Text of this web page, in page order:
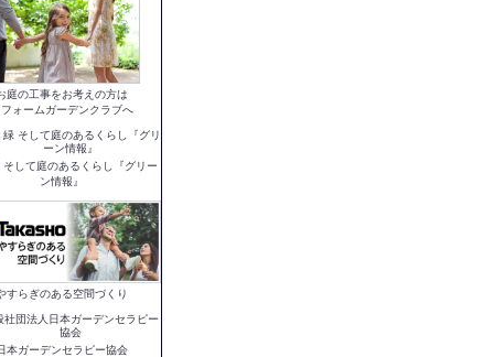
庭の工事をお考えの方は
フォームガーデンクラブへ
そして庭のあるくらし『グリー
ン情報』
すらぎのある空間づくり
本ガーデンセラピー協会